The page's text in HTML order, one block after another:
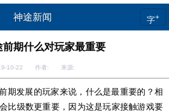
神途新闻 字+
前期什么对玩家最重要
10-22 作者: 来源:
期发展的玩家来说，什么是最重要的？相
比级数更重要，因为这是玩家接触游戏要